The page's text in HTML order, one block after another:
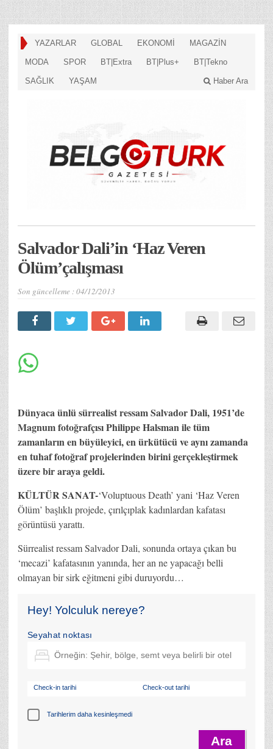
YAZARLAR GLOBAL EKONOMİ MAGAZİN
MODA SPOR BT|Extra BT|Plus+ BT|Tekno
SAĞLIK YAŞAM Haber Ara
Salvador Dali’in ‘Haz Veren
Ölüm’çalışması
Son güncelleme :04/12/2013
Dünyaca ünlü sürrealist ressam Salvador Dali, 1951’de
Magnum fotoğrafçısı Philippe Halsman ile tüm
zamanların en büyüleyici, en ürkütücü ve aynı zamanda
en tuhaf fotoğraf projelerinden birini gerçekleştirmek
üzere bir araya geldi.
KÜLTÜR SANAT-‘Voluptuous Death’ yani ‘Haz Veren
Ölüm’ başlıklı projede, çırılçıplak kadınlardan kafatası
görüntüsü yarattı.
Sürrealist ressam Salvador Dali, sonunda ortaya çıkan bu
‘mecazi’ kafatasının yanında, her an ne yapacağı belli
olmayan bir sirk eğitmeni gibi duruyordu…
Hey! Yolculuk nereye?
Seyahat noktası
Check-in tarihi Check-out tarihi
Tarihlerim daha kesinleşmedi